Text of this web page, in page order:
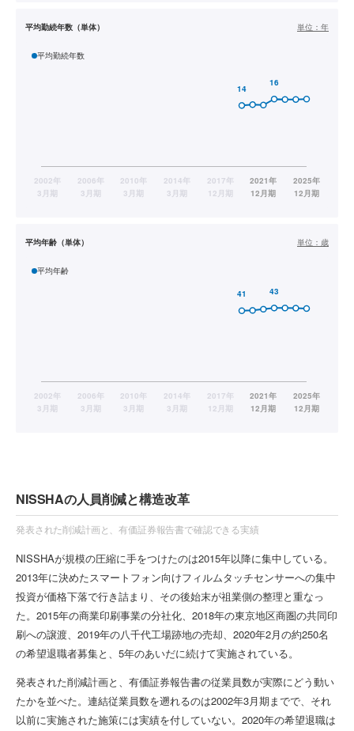
平均勤続年数（単体） 単位： 年
平均勤続年数
平均年齢（単体） 単位： 歳
平均年齢
NISSHAの人員削減と構造改革
発表された削減計画と、有価証券報告書で確認できる実績
NISSHAが規模の圧縮に手をつけたのは2015年以降に集中している。
2013年に決めたスマートフォン向けフィルムタッチセンサーへの集中
投資が価格下落で行き詰まり、その後始末が祖業側の整理と重なっ
た。2015年の商業印刷事業の分社化、2018年の東京地区商圏の共同印
刷への譲渡、2019年の八千代工場跡地の売却、2020年2月の約250名
の希望退職者募集と、5年のあいだに続けて実施されている。
発表された削減計画と、有価証券報告書の従業員数が実際にどう動い
たかを並べた。連結従業員数を遡れるのは2002年3月期までで、それ
以前に実施された施策には実績を付していない。2020年の希望退職は